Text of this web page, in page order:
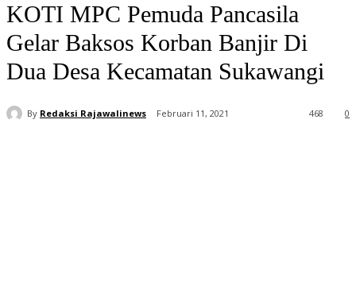
KOTI MPC Pemuda Pancasila
Gelar Baksos Korban Banjir Di
Dua Desa Kecamatan Sukawangi
By Redaksi Rajawalinews Februari 11, 2021 0
468